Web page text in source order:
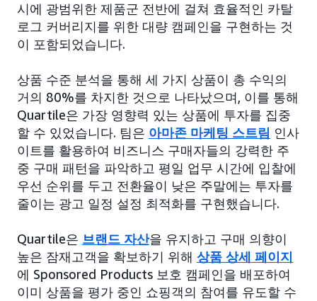
시에 광범위한 제품군 전반에 걸쳐 효율적인 카탈
로그 커버리지를 위한 대량 캠페인을 구현하는 것
이 포함되었습니다.
상품 수준 분석을 통해 세 가지 상품이 총 수익의
거의 80%를 차지한 것으로 나타났으며, 이를 통해
Quartile은 가장 영향력 있는 상품에 투자를 집중
할 수 있었습니다. 팀은 아마존 마케팅 스트림 인사
이트를 활용하여 비즈니스 구매자들의 강력한 주
중 구매 패턴을 파악하고 평일 업무 시간에 입찰에
우선 순위를 두고 전환율이 낮은 주말에는 투자를
줄이는 광고 일정 설정 최적화를 구현했습니다.
Quartile은 브랜드 자산을 유지하고 구매 의향이
높은 잠재고객을 확보하기 위해 상품 상세 페이지
에 Sponsored Products 보호 캠페인을 배포하여
이미 상품을 평가 중인 쇼핑객의 참여를 유도할 수